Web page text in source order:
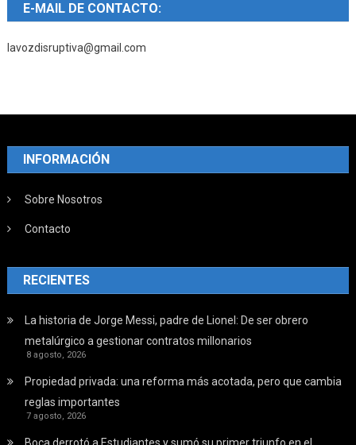
E-MAIL DE CONTACTO:
lavozdisruptiva@gmail.com
INFORMACIÓN
Sobre Nosotros
Contacto
RECIENTES
La historia de Jorge Messi, padre de Lionel: De ser obrero
metalúrgico a gestionar contratos millonarios
8 agosto, 2026
Propiedad privada: una reforma más acotada, pero que cambia
reglas importantes
7 agosto, 2026